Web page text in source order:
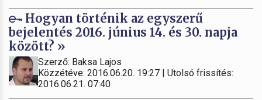
Hogyan történik az egyszerű
bejelentés 2016. június 14. és 30. napja
között? »
Szerző: Baksa Lajos
Közzétéve: 2016.06.20. 19:27 | Utolsó frissítés:
2016.06.21. 07:40